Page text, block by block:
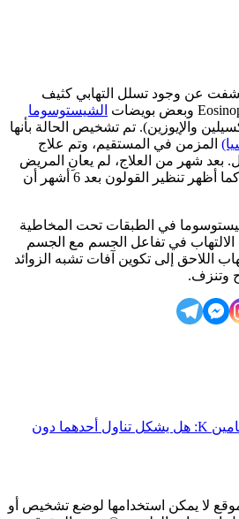
عن وجود تسلل التهابي كثيف
الشيستوسوما
المزمن في المستقيم، وتم علاج
بعد شهر من العلاج، لم يعانِ المريض
من أي نوبات نزيف أخرى. كما أظهر تنظير القولون بعد 6 أشهر أن
في الطبقات تحت المخاطية
الالتهاب في تفاعل الجسم مع الجسم
اللاحق إلى تكوين آفات تشبه الزوائد
وتنزف.
لتفاعل بين فيتامين D وفيتامين K: هل يشكل تناول أحدهما دون
لا يمكن استخدامها لوضع تشخيص أو